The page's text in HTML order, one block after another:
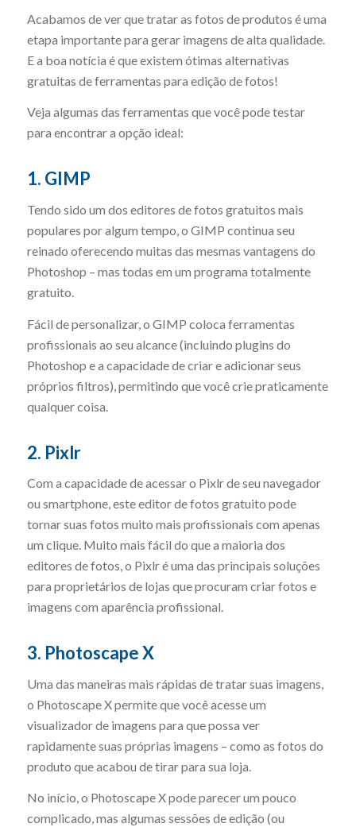
Acabamos de ver que tratar as fotos de produtos é uma
etapa importante para gerar imagens de alta qualidade.
E a boa notícia é que existem ótimas alternativas
gratuitas de ferramentas para edição de fotos!
Veja algumas das ferramentas que você pode testar
para encontrar a opção ideal:
1. GIMP
Tendo sido um dos editores de fotos gratuitos mais
populares por algum tempo, o GIMP continua seu
reinado oferecendo muitas das mesmas vantagens do
Photoshop – mas todas em um programa totalmente
gratuito.
Fácil de personalizar, o GIMP coloca ferramentas
profissionais ao seu alcance (incluindo plugins do
Photoshop e a capacidade de criar e adicionar seus
próprios filtros), permitindo que você crie praticamente
qualquer coisa.
2. Pixlr
Com a capacidade de acessar o Pixlr de seu navegador
ou smartphone, este editor de fotos gratuito pode
tornar suas fotos muito mais profissionais com apenas
um clique. Muito mais fácil do que a maioria dos
editores de fotos, o Pixlr é uma das principais soluções
para proprietários de lojas que procuram criar fotos e
imagens com aparência profissional.
3. Photoscape X
Uma das maneiras mais rápidas de tratar suas imagens,
o Photoscape X permite que você acesse um
visualizador de imagens para que possa ver
rapidamente suas próprias imagens – como as fotos do
produto que acabou de tirar para sua loja.
No início, o Photoscape X pode parecer um pouco
complicado, mas algumas sessões de edição (ou